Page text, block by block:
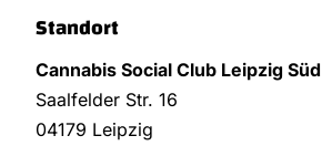
Standort
Cannabis Social Club Leipzig
Saalfelder Str. 16
04179 Leipzig